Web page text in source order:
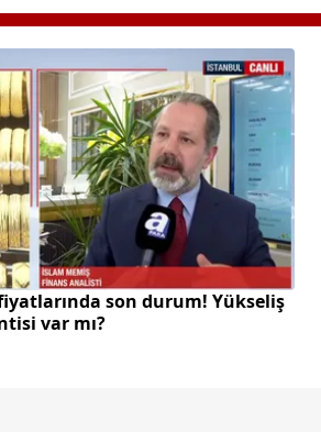
son durum! Yükseliş
var mı?